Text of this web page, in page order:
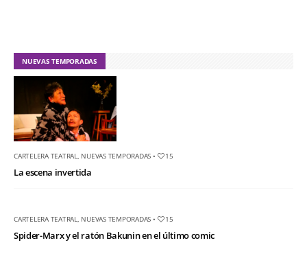
NUEVAS TEMPORADAS
CARTELERA TEATRAL NUEVAS TEMPORADAS • 15
La escena invertida
CARTELERA TEATRAL NUEVAS TEMPORADAS • 15
Spider-Marx y el ratón Bakunin en el último comic